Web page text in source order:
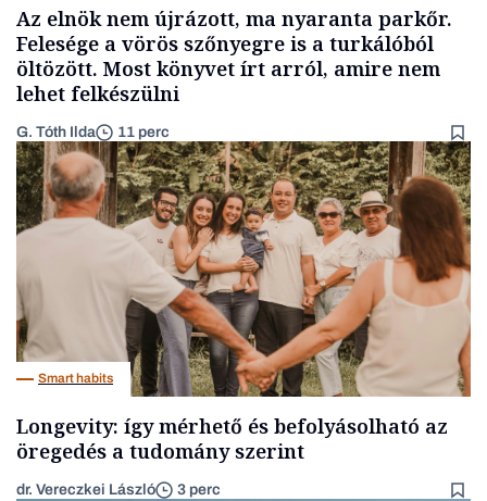
Az elnök nem újrázott, ma nyaranta parkőr.
Felesége a vörös szőnyegre is a turkálóból
öltözött. Most könyvet írt arról, amire nem
lehet felkészülni
G. Tóth Ilda 11 perc
Smart habits
Longevity: így mérhető és befolyásolható az
öregedés a tudomány szerint
dr. Vereczkei László 3 perc